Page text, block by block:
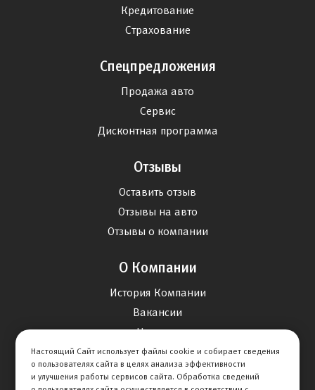
Кредитование
Страхование
Спецпредложения
Продажа авто
Сервис
Дисконтная программа
Отзывы
Оставить отзыв
Отзывы на авто
Отзывы о компании
О Компании
История Компании
Вакансии
Новости
Карта сайта
Настоящий Сайт использует файлы cookie и собирает сведения
о пользователях сайта в целях анализа эффективности
и улучшения работы сервисов сайта. Обработка сведений